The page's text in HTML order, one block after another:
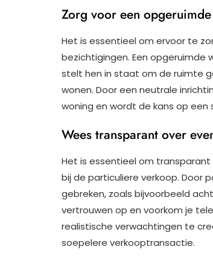
Zorg voor een
Het is essentieel om ervoor te
bezichtigingen. Een opgeruimde
stelt hen in staat om de ruimte
wonen. Door een neutrale
woning en wordt de kans op een
Wees transparant over
Het is essentieel om
bij de particuliere verkoop. Door
gebreken, zoals bijvoorbeeld
vertrouwen op en voorkom je
realistische verwachtingen te
soepelere verkooptransactie.